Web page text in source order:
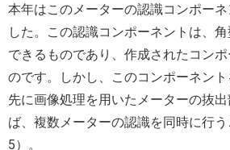
本年はこのメーターの認識コンポー
した。この認識コンポーネントは、
できるものであり、作成されたコン
のです。しかし、このコンポーネント
先に画像処理を用いたメーターの抜
ば、複数メーターの認識を同時に行
5）。